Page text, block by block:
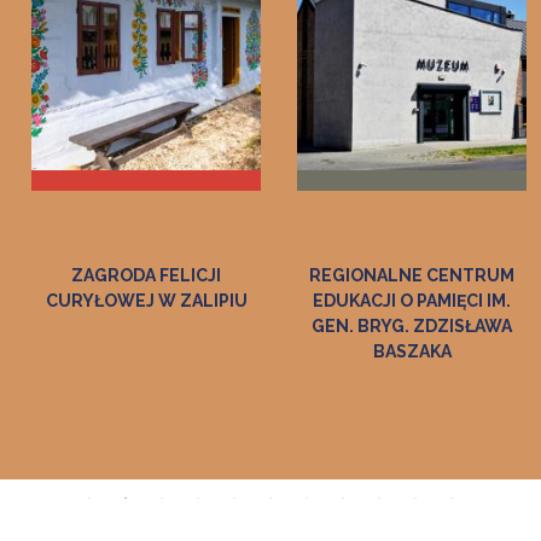
W ZALIPIU
REGIONALNE CENTRUM
EDUKACJI O PAMIĘCI IM.
GEN. BRYG. ZDZISŁAWA
MUZEUM
JANIE
NOWYM